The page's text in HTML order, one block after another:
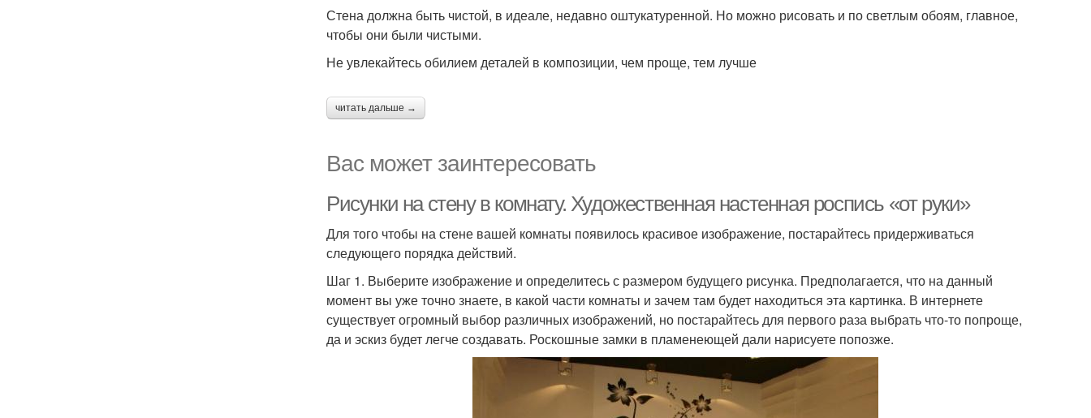
Стена должна быть чистой, в идеале, недавно оштукатуренной. Но можно рисовать и по светлым обоям, главное,
чтобы они были чистыми.
Не увлекайтесь обилием деталей в композиции, чем проще, тем лучше
читать дальше →
Вас может заинтересовать
Рисунки на стену в комнату. Художественная настенная роспись «от руки»
Для того чтобы на стене вашей комнаты появилось красивое изображение, постарайтесь придерживаться
следующего порядка действий.
Шаг 1. Выберите изображение и определитесь с размером будущего рисунка. Предполагается, что на данный
момент вы уже точно знаете, в какой части комнаты и зачем там будет находиться эта картинка. В интернете
существует огромный выбор различных изображений, но постарайтесь для первого раза выбрать что-то попроще,
да и эскиз будет легче создавать. Роскошные замки в пламенеющей дали нарисуете попозже.